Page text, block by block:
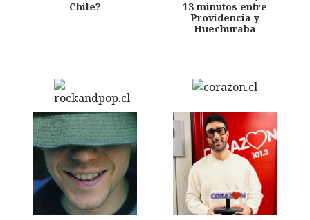
Chile?
13 minutos entre
Providencia y
Huechuraba